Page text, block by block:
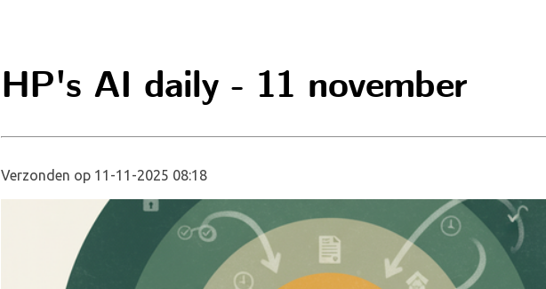
HP's AI daily - 11 november
Verzonden op 11-11-2025 08:18